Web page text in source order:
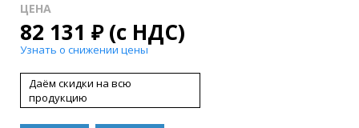
ЦЕНА
82 131 ₽(с НДС)
Узнать о снижении цены
Даём скидки на всю
продукцию